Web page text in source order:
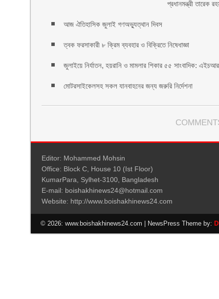
প্রধানমন্ত্রী তারেক
আজ ঐতিহাসিক জুলাই গণঅভ্যুত্থান দিবস
ত্বক ফরসাকারী ৮ ক্রিম ব্যবহার ও বিক্রিতে নিষেধাজ্ঞা
জুলাইয়ে নির্যাতন, হয়রানি ও মামলার শিকার ৫৫ সাংবাদিক:
মোটরসাইকেলসহ সকল যানবাহনের জন্য জরুরি নির্দেশনা
Editor: Mohammed Mohsin
Office: Block C, House 10 (Ist Floor)
KumarPara, Sylhet-3100, Bangladesh
E-mail: boishakhinews24@hotmail.com
Website: http://www.boishakhinews24.com
© 2026: www.boishakhinews24.com | NewsPress Theme by: